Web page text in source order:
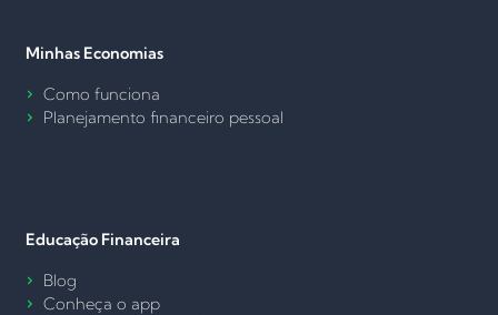
Minhas Economias
Como funciona
Planejamento financeiro pessoal
Educação Financeira
Blog
Conheça o app